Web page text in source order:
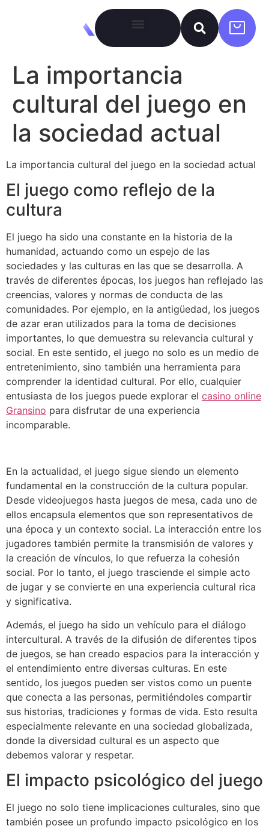
La importancia
cultural del juego en
la sociedad actual
La importancia cultural del juego en la sociedad actual
El juego como reflejo de la
cultura
El juego ha sido una constante en la historia de la
humanidad, actuando como un espejo de las
sociedades y las culturas en las que se desarrolla. A
través de diferentes épocas, los juegos han reflejado las
creencias, valores y normas de conducta de las
comunidades. Por ejemplo, en la antigüedad, los juegos
de azar eran utilizados para la toma de decisiones
importantes, lo que demuestra su relevancia cultural y
social. En este sentido, el juego no solo es un medio de
entretenimiento, sino también una herramienta para
comprender la identidad cultural. Por ello, cualquier
entusiasta de los juegos puede explorar el casino online
Gransino para disfrutar de una experiencia
incomparable.
En la actualidad, el juego sigue siendo un elemento
fundamental en la construcción de la cultura popular.
Desde videojuegos hasta juegos de mesa, cada uno de
ellos encapsula elementos que son representativos de
una época y un contexto social. La interacción entre los
jugadores también permite la transmisión de valores y
la creación de vínculos, lo que refuerza la cohesión
social. Por lo tanto, el juego trasciende el simple acto
de jugar y se convierte en una experiencia cultural rica
y significativa.
Además, el juego ha sido un vehículo para el diálogo
intercultural. A través de la difusión de diferentes tipos
de juegos, se han creado espacios para la interacción y
el entendimiento entre diversas culturas. En este
sentido, los juegos pueden ser vistos como un puente
que conecta a las personas, permitiéndoles compartir
sus historias, tradiciones y formas de vida. Esto resulta
especialmente relevante en una sociedad globalizada,
donde la diversidad cultural es un aspecto que
debemos valorar y respetar.
El impacto psicológico del juego
El juego no solo tiene implicaciones culturales, sino que
también posee un profundo impacto psicológico en los